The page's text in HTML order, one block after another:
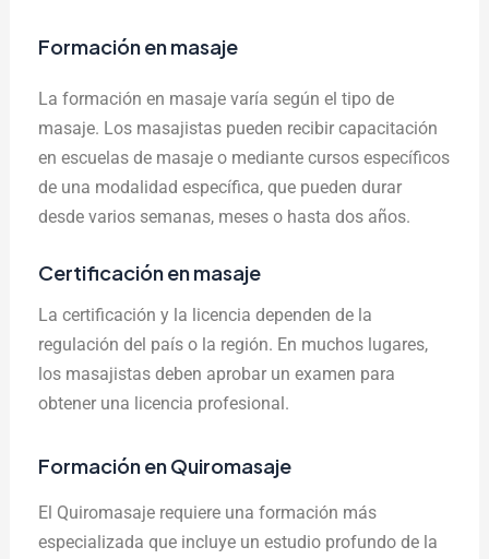
Formación en masaje
La formación en masaje varía según el tipo de
masaje. Los masajistas pueden recibir capacitación
en escuelas de masaje o mediante cursos específicos
de una modalidad específica, que pueden durar
desde varios semanas, meses o hasta dos años.
Certificación en masaje
La certificación y la licencia dependen de la
regulación del país o la región. En muchos lugares,
los masajistas deben aprobar un examen para
obtener una licencia profesional.
Formación en Quiromasaje
El Quiromasaje requiere una formación más
especializada que incluye un estudio profundo de la